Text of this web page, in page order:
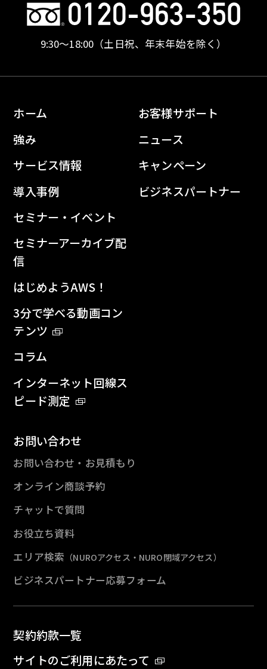
9:30〜18:00 （土日祝、年末年始を除く）
ホーム
強み
サービス情報
導入事例
セミナー・イベント
セミナーアーカイブ配
信
はじめようAWS！
3分で学べる動画コン
テンツ
コラム
インターネット回線ス
ピード測定
お客様サポート
ニュース
キャンペーン
ビジネスパートナー
お問い合わせ
お問い合わせ・お見積もり
オンライン商談予約
チャットで質問
お役立ち資料
エリア検索 （NUROアクセス・NURO閉域アクセス）
ビジネスパートナー応募フォーム
契約約款一覧
サイトのご利用にあたって